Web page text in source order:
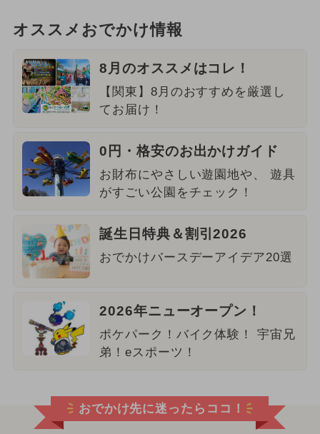
オススメおでかけ情報
8月のオススメはコレ！
【関東】8月のおすすめを厳選し
てお届け！
0円・格安のお出かけガイド
お財布にやさしい遊園地や、 遊具
がすごい公園をチェック！
誕生日特典＆割引2026
おでかけバースデーアイデア20選
2026年ニューオープン！
ポケパーク！バイク体験！ 宇宙兄
弟！eスポーツ！
おでかけ先に迷ったらココ！